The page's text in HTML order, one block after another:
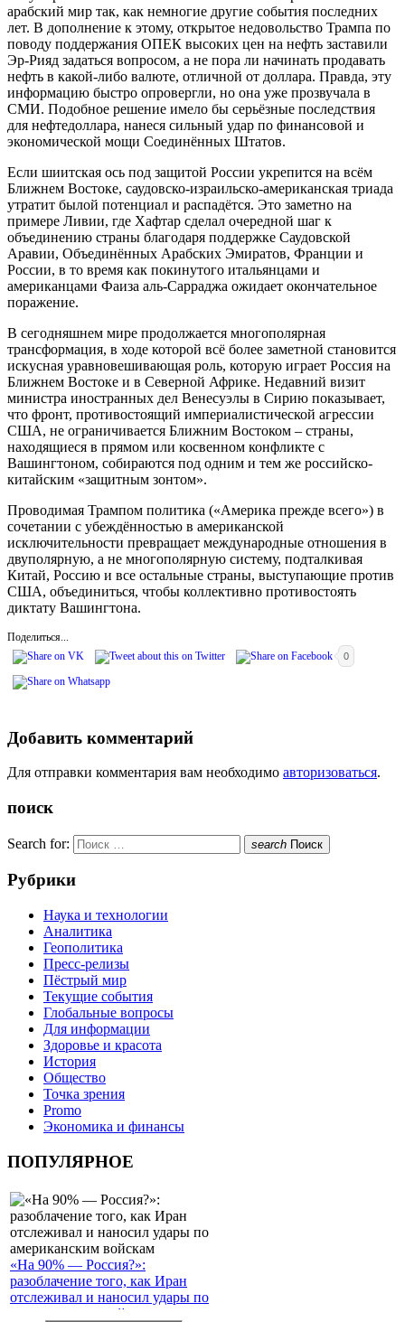
арабский мир так, как немногие другие события последних
лет. В дополнение к этому, открытое недовольство Трампа по
поводу поддержания ОПЕК высоких цен на нефть заставили
Эр-Рияд задаться вопросом, а не пора ли начинать продавать
нефть в какой-либо валюте, отличной от доллара. Правда, эту
информацию быстро опровергли, но она уже прозвучала в
СМИ. Подобное решение имело бы серьёзные последствия
для нефтедоллара, нанеся сильный удар по финансовой и
экономической мощи Соединённых Штатов.
Если шиитская ось под защитой России укрепится на всём
Ближнем Востоке, саудовско-израильско-американская триада
утратит былой потенциал и распадётся. Это заметно на
примере Ливии, где Хафтар сделал очередной шаг к
объединению страны благодаря поддержке Саудовской
Аравии, Объединённых Арабских Эмиратов, Франции и
России, в то время как покинутого итальянцами и
американцами Фаиза аль-Сарраджа ожидает окончательное
поражение.
В сегодняшнем мире продолжается многополярная
трансформация, в ходе которой всё более заметной становится
искусная уравновешивающая роль, которую играет Россия на
Ближнем Востоке и в Северной Африке. Недавний визит
министра иностранных дел Венесуэлы в Сирию показывает,
что фронт, противостоящий империалистической агрессии
США, не ограничивается Ближним Востоком – страны,
находящиеся в прямом или косвенном конфликте с
Вашингтоном, собираются под одним и тем же российско-
китайским «защитным зонтом».
Проводимая Трампом политика («Америка прежде всего») в
сочетании с убеждённостью в американской
исключительности превращает международные отношения в
двуполярную, а не многополярную систему, подталкивая
Китай, Россию и все остальные страны, выступающие против
США, объединиться, чтобы коллективно противостоять
диктату Вашингтона.
Поделиться...
0
Добавить комментарий
Для отправки комментария вам необходимо авторизоваться.
поиск
Search for: search Поиск
Рубрики
Наука и технологии
Аналитика
Геополитика
Пресс-релизы
Пёстрый мир
Текущие события
Глобальные вопросы
Для информации
Здоровье и красота
История
Общество
Точка зрения
Promo
Экономика и финансы
ПОПУЛЯРНОЕ
«На 90% — Россия?»:
разоблачение того, как Иран
отслеживал и наносил удары по
американским войскам